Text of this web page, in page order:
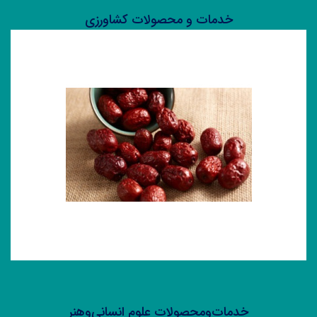
خدمات و محصولات کشاورزی
کشاورزی و منابع طبیعی
خدمات‌ومحصولات علوم انسانی‌وهنر